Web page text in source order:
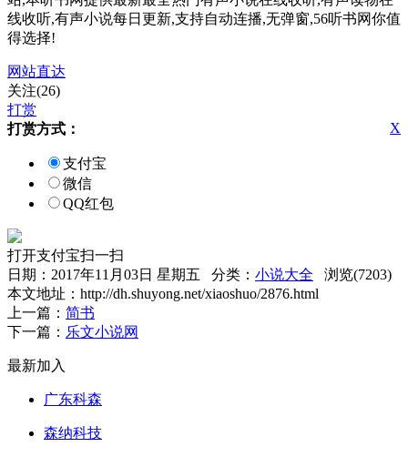
线收听,有声小说每日更新,支持自动连播,无弹窗,56听书网你值
得选择!
网站直达
关注(26)
打赏
X
打赏方式：
支付宝
微信
QQ红包
打开支付宝扫一扫
日期：2017年11月03日 星期五 分类： 小说大全 浏览(7203)
本文地址：http://dh.shuyong.net/xiaoshuo/2876.html
上一篇： 简书
下一篇： 乐文小说网
最新加入
广东科森
森纳科技